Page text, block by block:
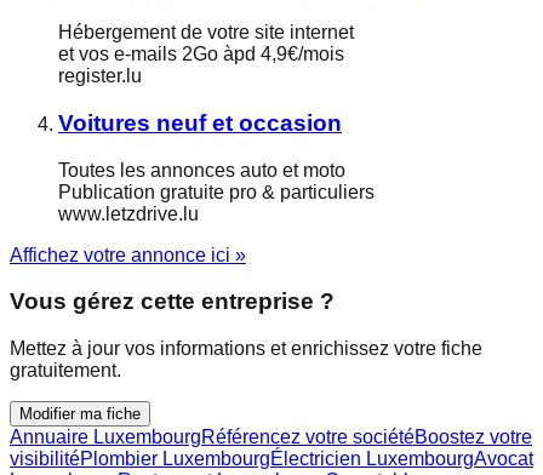
Hébergement de votre site internet
et vos e-mails 2Go àpd 4,9€/mois
register.lu
Voitures neuf et occasion
Toutes les annonces auto et moto
Publication gratuite pro & particuliers
www.letzdrive.lu
Affichez votre annonce ici »
Vous gérez cette entreprise ?
Mettez à jour vos informations et enrichissez votre fiche
gratuitement.
Modifier ma fiche
Annuaire LuxembourgRéférencez votre sociétéBoostez votre
visibilitéPlombier LuxembourgÉlectricien LuxembourgAvocat